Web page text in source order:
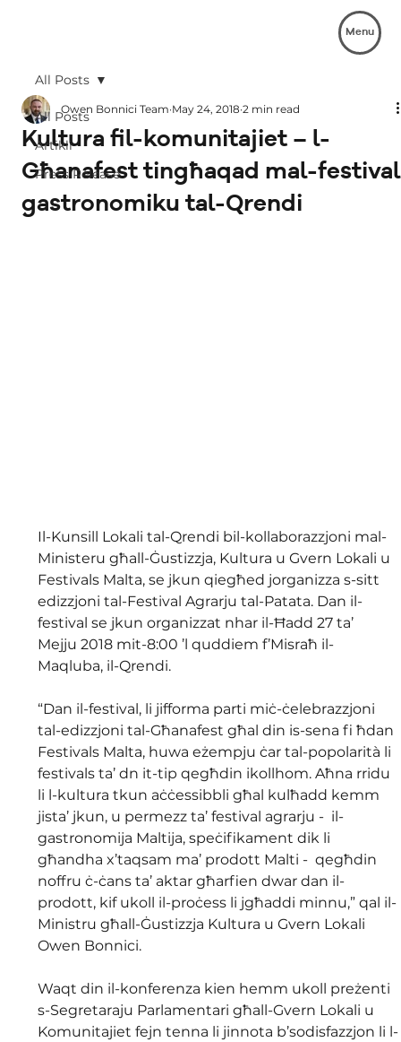
Menu
All Posts
Artikli
Press Release
All Posts
Kultura fil-komunitajiet – l-
Għanafest tingħaqad mal-festival
gastronomiku tal-Qrendi
Owen Bonnici Team May 24, 2018 2 min read
Il-Kunsill Lokali tal-Qrendi bil-kollaborazzjoni mal-
Ministeru għall-Ġustizzja, Kultura u Gvern Lokali u
Festivals Malta, se jkun qiegħed jorganizza s-sitt
edizzjoni tal-Festival Agrarju tal-Patata. Dan il-
festival se jkun organizzat nhar il-Ħadd 27 ta’
Mejju 2018 mit-8:00 ’l quddiem f’Misraħ il-
Maqluba, il-Qrendi.
“Dan il-festival, li jifforma parti miċ-ċelebrazzjoni
tal-edizzjoni tal-Għanafest għal din is-sena fi ħdan
Festivals Malta, huwa eżempju ċar tal-popolarità li
festivals ta’ dn it-tip qegħdin ikollhom. Aħna rridu
li l-kultura tkun aċċessibbli għal kulħadd kemm
jista’ jkun, u permezz ta’ festival agrarju -  il-
gastronomija Maltija, speċifikament dik li
għandha x’taqsam ma’ prodott Malti -  qegħdin
noffru ċ-ċans ta’ aktar għarfien dwar dan il-
prodott, kif ukoll il-proċess li jgħaddi minnu,” qal il-
Ministru għall-Ġustizzja Kultura u Gvern Lokali
Owen Bonnici.
Waqt din il-konferenza kien hemm ukoll preżenti
s-Segretaraju Parlamentari għall-Gvern Lokali u
Komunitajiet fejn tenna li jinnota b’sodisfazzjon li l-